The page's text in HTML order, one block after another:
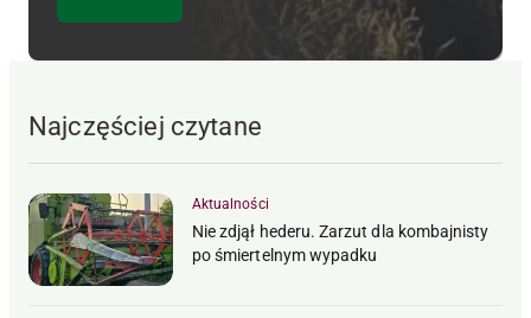
Najczęściej czytane
Aktualności
Nie zdjął hederu. Zarzut dla kombajnisty
po śmiertelnym wypadku